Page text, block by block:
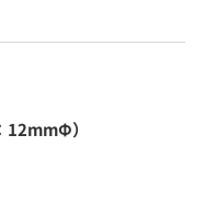
12mmΦ）